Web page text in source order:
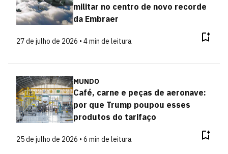
militar no centro de novo recorde
da Embraer
27 de julho de 2026 • 4 min de leitura
MUNDO
Café, carne e peças de aeronave:
por que Trump poupou esses
produtos do tarifaço
25 de julho de 2026 • 6 min de leitura